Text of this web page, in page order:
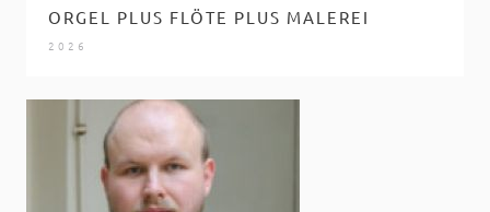
ORGEL PLUS FLÖTE PLUS MALEREI
2026